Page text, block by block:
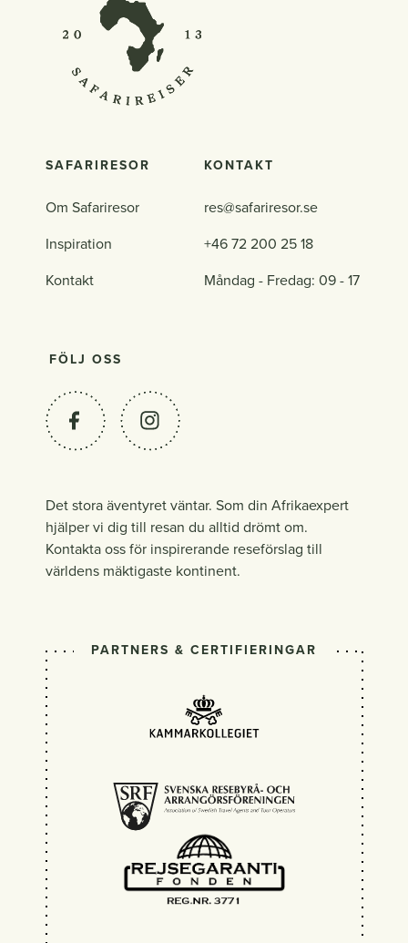
SAFARIRESOR
Om Safariresor
Inspiration
Kontakt
KONTAKT
res@safariresor.se
+46 72 200 25 18
Måndag - Fredag: 09 - 17
FÖLJ OSS
Det stora äventyret väntar. Som din Afrikaexpert
hjälper vi dig till resan du alltid drömt om.
Kontakta oss för inspirerande reseförslag till
världens mäktigaste kontinent.
PARTNERS & CERTIFIERINGAR